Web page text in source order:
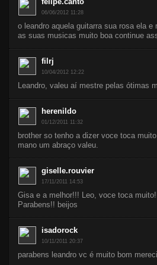
06/06/2012 11:28
o leandro aquela guitarra sua rosa ela
as suas musicas muito boa continue
filrj
10/04/2012 12:22
Leandro, valeu aí mestre pelas ótimas
herenildo
01/12/2011 11:32
brother so tenho a dizer voce toca
mano um abraço valeu.
giselle.rouvier
17/11/2011 14:53
Gisa e a melhor!!! Leo, voce toca
Parabens!! beijos
isadorock
10/11/2011 20:37
parabens leandro vc é muito bom